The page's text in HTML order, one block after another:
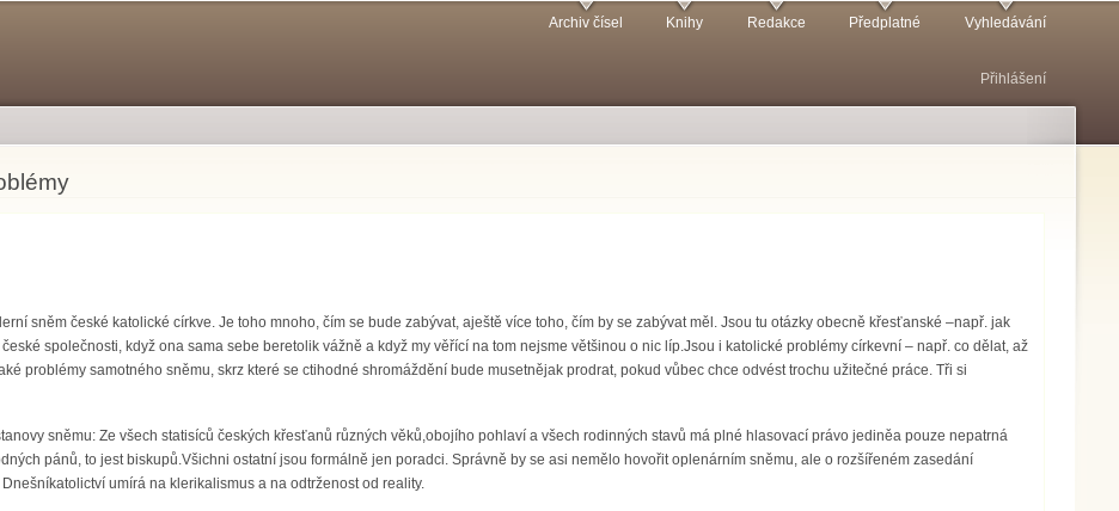
Archiv čísel Knihy Redakce Předplatné Vyhledávání
Přihlášení
sněm české katolické církve. Je toho mnoho, čím se bude zabývat, aještě více toho, čím by se zabývat měl. Jsou tu otázky obecně křesťanské –např. jak
společnosti, když ona sama sebe beretolik vážně a když my věřící na tom nejsme většinou o nic líp.Jsou i katolické problémy církevní – např. co dělat, až
problémy samotného sněmu, skrz které se ctihodné shromáždění bude musetnějak prodrat, pokud vůbec chce odvést trochu užitečné práce. Tři si
sněmu: Ze všech statisíců českých křesťanů různých věků,obojího pohlaví a všech rodinných stavů má plné hlasovací právo jediněa pouze nepatrná
pánů, to jest biskupů.Všichni ostatní jsou formálně jen poradci. Správně by se asi nemělo hovořit oplenárním sněmu, ale o rozšířeném zasedání
umírá na klerikalismus a na odtrženost od reality.